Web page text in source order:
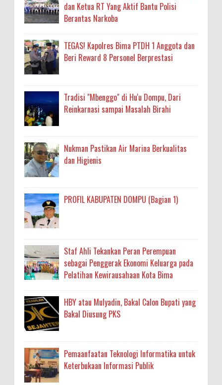
dan Ketua RT Yang Aktif Bantu Polisi
Berantas Narkoba
TEGAS! Kapolres Bima PTDH 1 Anggota dan
Beri Reward 8 Personel Berprestasi
Tradisi "Mbenggo" di Hu'u Dompu, Dari
Reinkarnasi sampai Masalah Birahi
Nukman Pastikan Air Marina Berkualitas
dan Higienis
PROFIL KABUPATEN DOMPU (Bagian 1)
Staf Ahli Tekankan Peran Perempuan
sebagai Penggerak Ekonomi Keluarga pada
Pelatihan Kewirausahaan Kota Bima
HBY atau Mulyadin, Bakal Calon Bupati yang
Bakal Diusung PKS
Pemaanfaatan Teknologi Informatika untuk
Keterbukaan Informasi Publik